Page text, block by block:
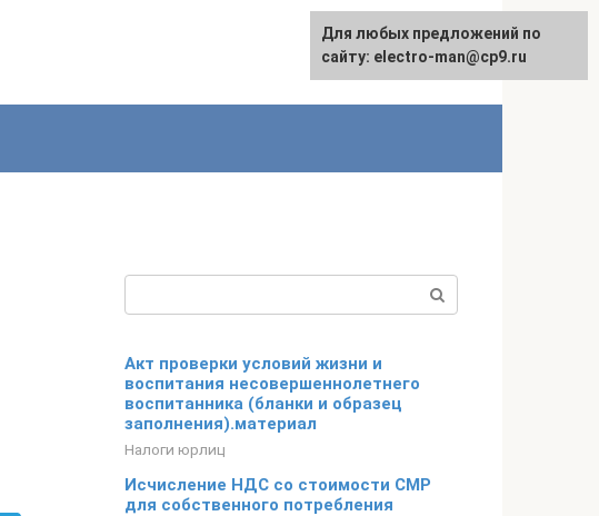
Акт проверки условий жизни и
воспитания несовершеннолетнего
воспитанника (бланки и образец
заполнения).материал
Налоги юрлиц
Исчисление НДС со стоимости СМР
для собственного потребления
Для любых предложений по
сайту: electro-man@cp9.ru